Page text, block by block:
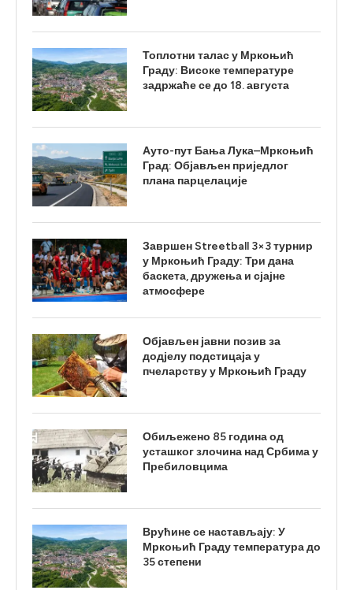
Топлотни талас у Мркоњић
Граду: Високе температуре
задржаће се до 18. августа
Ауто-пут Бања Лука–Мркоњић
Град: Објављен приједлог
плана парцелације
Завршен Streetball 3×3 турнир
у Мркоњић Граду: Три дана
баскета, дружења и сјајне
атмосфере
Објављен јавни позив за
додјелу подстицаја у
пчеларству у Мркоњић Граду
Обиљежено 85 година од
усташког злочина над Србима у
Пребиловцима
Врућине се настављају: У
Мркоњић Граду температура до
35 степени